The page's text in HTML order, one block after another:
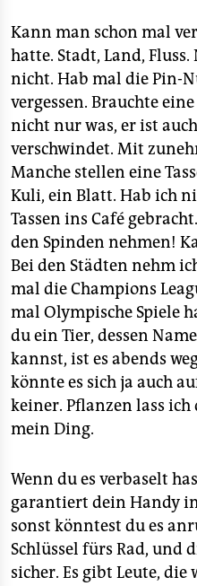
Kann man schon mal
hatte. Stadt, Land, Fluss.
nicht. Hab mal die Pin-
vergessen. Brauchte
nicht nur was, er ist
verschwindet. Mit
Manche stellen eine
Kuli, ein Blatt. Hab ich
Tassen ins Café
den Spinden nehmen!
Bei den Städten nehm
mal die Champions
mal Olympische Spiele
du ein Tier, dessen
kannst, ist es abends
könnte es sich ja auch
keiner. Pflanzen lass
mein Ding.
Wenn du es verbaselt
garantiert dein Handy
sonst könntest du es
Schlüssel fürs Rad, und
sicher. Es gibt Leute,